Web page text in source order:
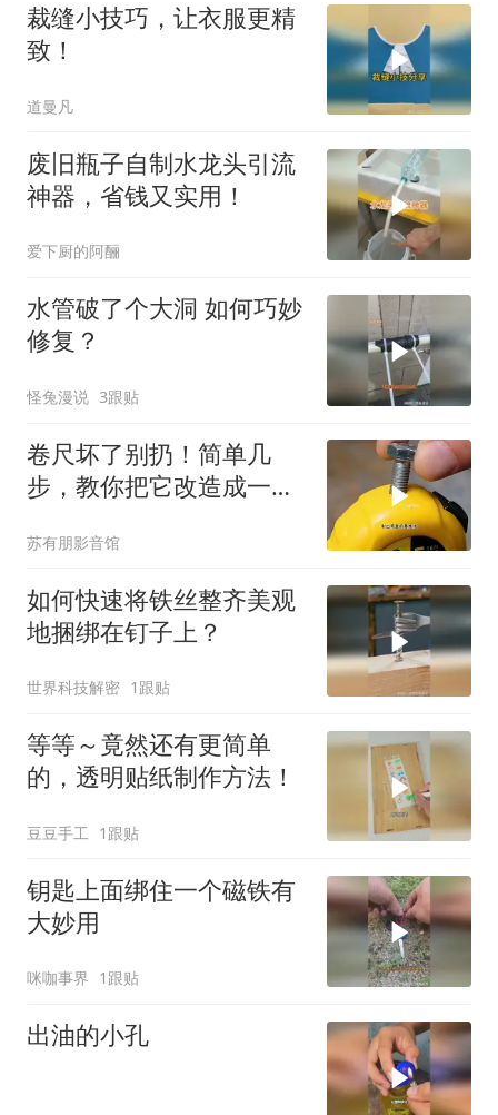
裁缝小技巧，让衣服更精
致！
道曼凡
废旧瓶子自制水龙头引流
神器，省钱又实用！
爱下厨的阿酾
水管破了个大洞 如何巧妙
修复？
怪兔漫说 3跟贴
卷尺坏了别扔！简单几
步，教你把它改造成一个
——粉线盒
苏有朋影音馆
如何快速将铁丝整齐美观
地捆绑在钉子上？
世界科技解密 1跟贴
等等～竟然还有更简单
的，透明贴纸制作方法！
豆豆手工 1跟贴
钥匙上面绑住一个磁铁有
大妙用
咪咖事界 1跟贴
出油的小孔